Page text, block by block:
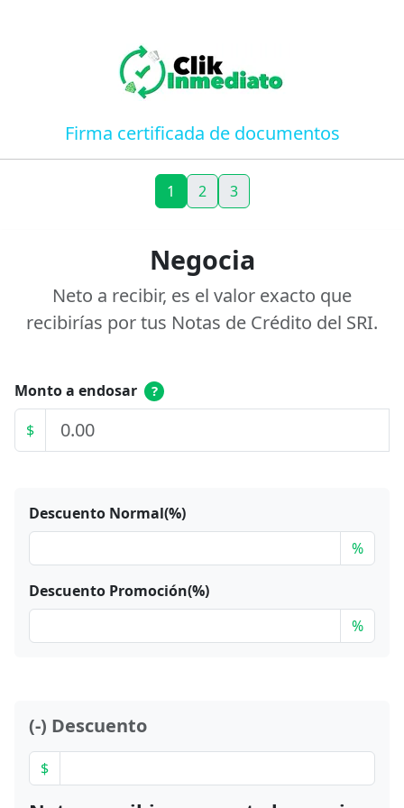
Firma certificada de documentos
1 2 3
Negocia
Neto a recibir, es el valor exacto que
recibirías por tus Notas de Crédito del SRI.
Monto a endosar ?
$
Descuento Normal(%)
%
Descuento Promoción(%)
%
(-) Descuento
$